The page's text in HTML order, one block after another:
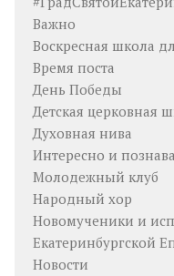
Важно
Воскресная школа
Время поста
День Победы
Детская церковная
Духовная нива
Интересно и
Молодежный клуб
Народный хор
Новомученики и
Екатеринбургской
Новости